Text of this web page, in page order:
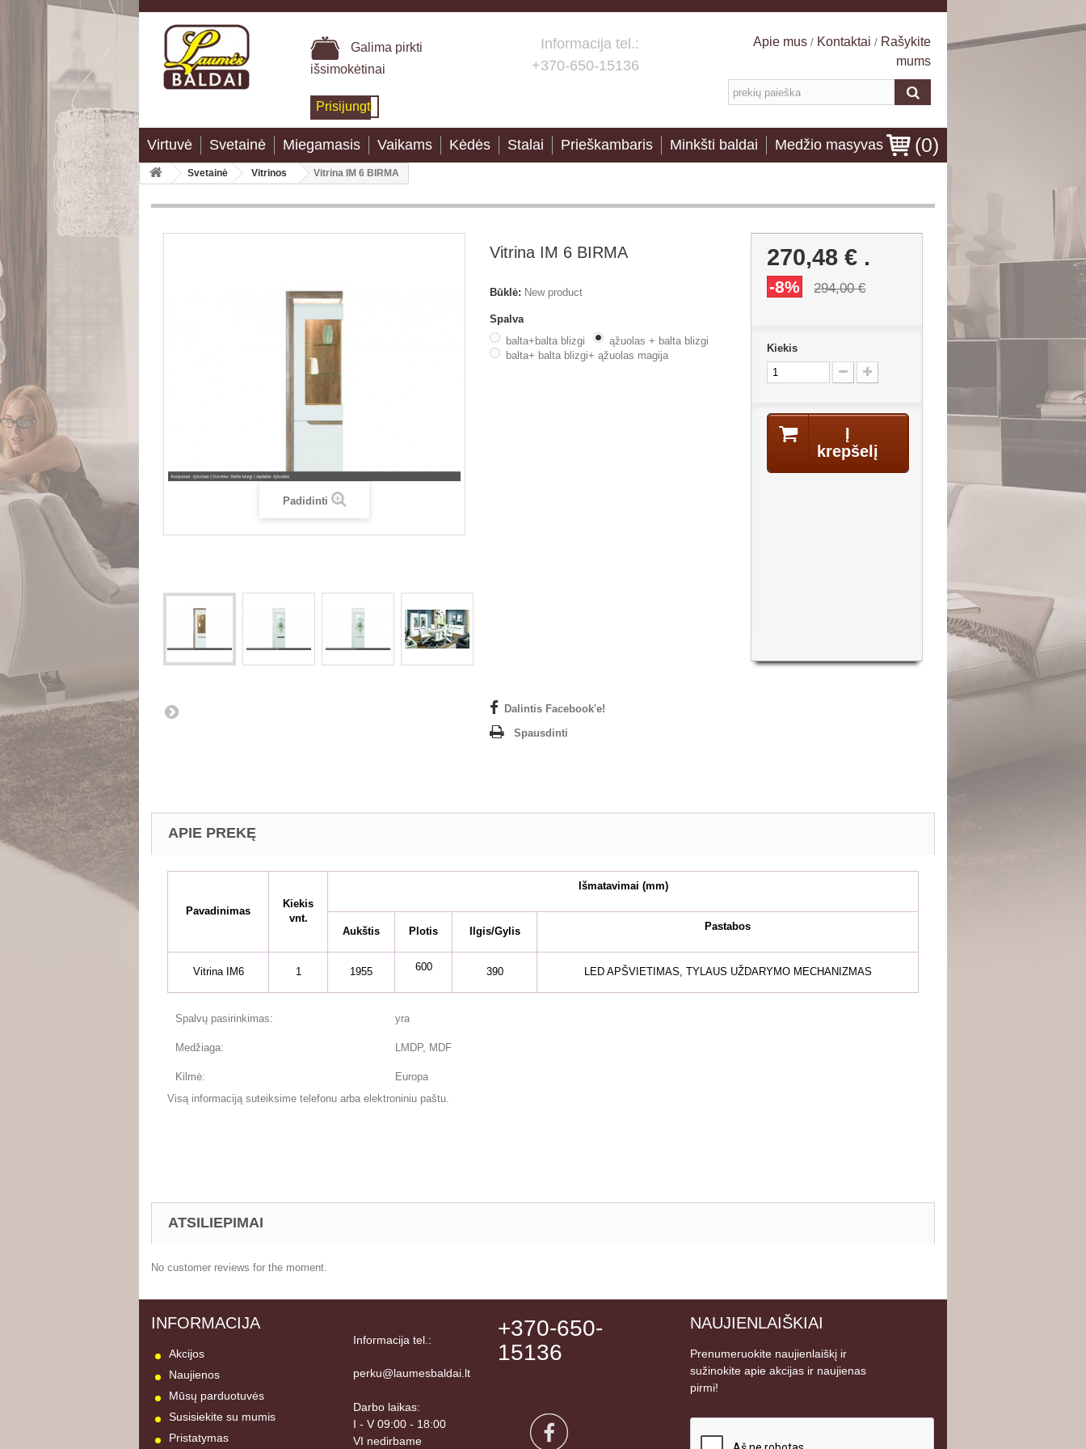
Galima pirkti
išsimokėtinai
Prisijungti
Informacija tel.:
+370-650-15136
Apie mus / Kontaktai / Rašykite
mums
Virtuvė Svetainė Miegamasis Vaikams Kėdės Stalai Prieškambaris Minkšti baldai Medžio masyvas (0)
Svetainė Vitrinos Vitrina IM 6 BIRMA
Padidinti
Vitrina IM 6 BIRMA
Būklė: New product
Spalva
balta+balta blizgi
ąžuolas + balta blizgi
balta+ balta blizgi+ ąžuolas magija
Dalintis Facebook'e!
Spausdinti
270,48 € .
-8% 294,00 €
Kiekis
Į
krepšelį
APIE PREKĘ
Pavadinimas
Kiekis
vnt.
Išmatavimai (mm)
Aukštis Plotis Ilgis/Gylis Pastabos
Vitrina IM6 1 1955 600 390 LED APŠVIETIMAS, TYLAUS UŽDARYMO MECHANIZMAS
Spalvų pasirinkimas: yra
Medžiaga: LMDP, MDF
Kilmė:
Europa
Visą informaciją suteiksime telefonu arba elektroniniu paštu.
ATSILIEPIMAI
No customer reviews for the moment.
INFORMACIJA
Akcijos
Naujienos
Mūsų parduotuvės
Susisiekite su mumis
Pristatymas
Informacija tel.:
+370-650-
15136
perku@laumesbaldai.lt
Darbo laikas:
I - V 09:00 - 18:00
VI nedirbame
NAUJIENLAIŠKIAI
Prenumeruokite naujienlaiškį ir
sužinokite apie akcijas ir naujienas
pirmi!